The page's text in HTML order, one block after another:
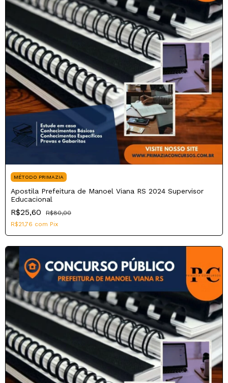
MÉTODO PRIMAZIA
Apostila Prefeitura de Manoel Viana RS 2024 Supervisor
Educacional
R$25,60
R$80,00
R$21,76 com Pix